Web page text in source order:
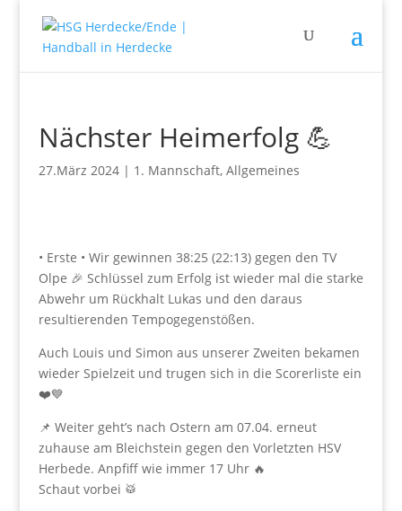
Nächster Heimerfolg 💪
27.März 2024| 1. Mannschaft, Allgemeines
• Erste • Wir gewinnen 38:25 (22:13) gegen den TV
Olpe 🎉 Schlüssel zum Erfolg ist wieder mal die starke
Abwehr um Rückhalt Lukas und den daraus
resultierenden Tempogegenstößen.
Auch Louis und Simon aus unserer Zweiten bekamen
wieder Spielzeit und trugen sich in die Scorerliste ein
❤️💙
📌 Weiter geht’s nach Ostern am 07.04. erneut
zuhause am Bleichstein gegen den Vorletzten HSV
Herbede. Anpfiff wie immer 17 Uhr 🔥
Schaut vorbei 🥁